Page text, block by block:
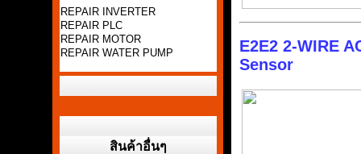
REPAIR INVERTER
REPAIR PLC
REPAIR MOTOR
REPAIR WATER PUMP
สินค้าอื่นๆ
E2E2 2-WIRE
Sensor